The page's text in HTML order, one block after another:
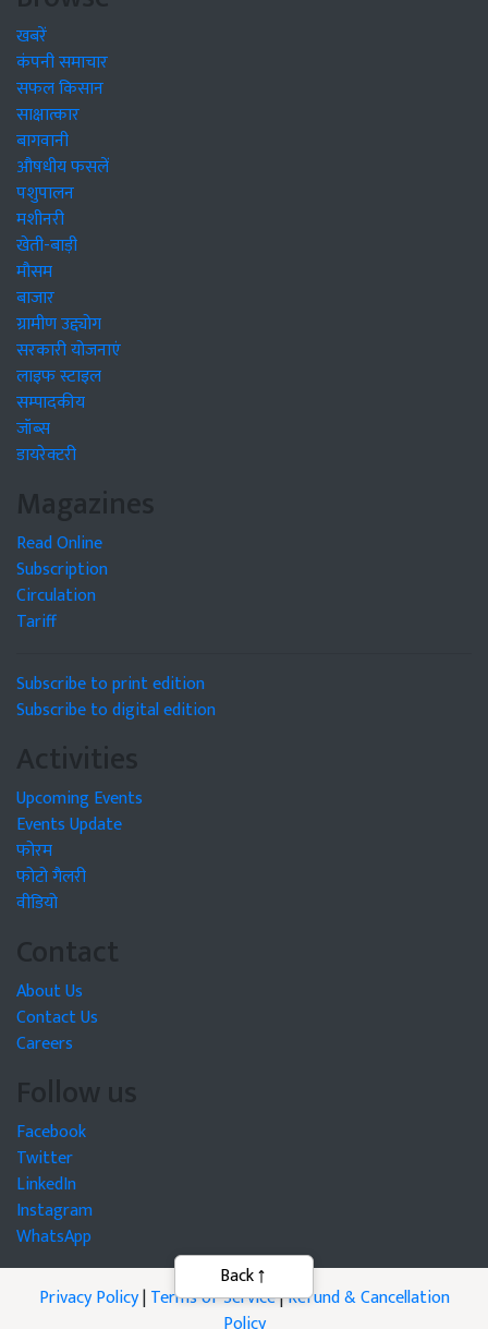
खबरें
कंपनी समाचार
सफल किसान
साक्षात्कार
बागवानी
औषधीय फसलें
पशुपालन
मशीनरी
खेती-बाड़ी
मौसम
बाजार
ग्रामीण उद्द्योग
सरकारी योजनाएं
लाइफ स्टाइल
सम्पादकीय
जॉब्स
डायरेक्टरी
Magazines
Read Online
Subscription
Circulation
Tariff
Subscribe to print edition
Subscribe to digital edition
Activities
Upcoming Events
Events Update
फोरम
फोटो गैलरी
वीडियो
Contact
About Us
Contact Us
Careers
Follow us
Facebook
Twitter
LinkedIn
Instagram
WhatsApp
Privacy Policy|Terms of Service|Refund & Cancellation